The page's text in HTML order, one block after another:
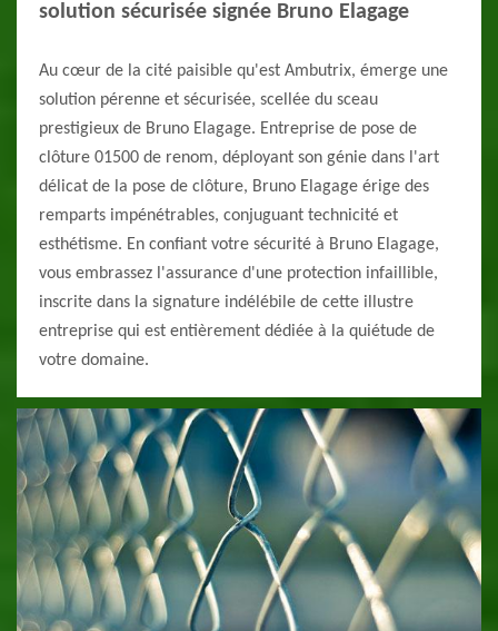
solution sécurisée signée Bruno Elagage
Au cœur de la cité paisible qu'est Ambutrix, émerge une
solution pérenne et sécurisée, scellée du sceau
prestigieux de Bruno Elagage. Entreprise de pose de
clôture 01500 de renom, déployant son génie dans l'art
délicat de la pose de clôture, Bruno Elagage érige des
remparts impénétrables, conjuguant technicité et
esthétisme. En confiant votre sécurité à Bruno Elagage,
vous embrassez l'assurance d'une protection infaillible,
inscrite dans la signature indélébile de cette illustre
entreprise qui est entièrement dédiée à la quiétude de
votre domaine.